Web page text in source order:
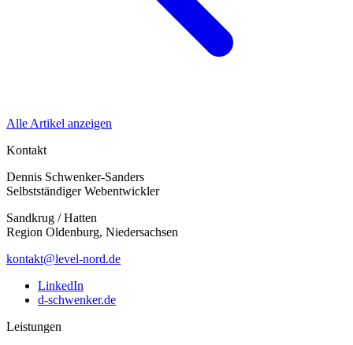
Alle Artikel anzeigen
Kontakt
Dennis Schwenker-Sanders
Selbstständiger Webentwickler
Sandkrug / Hatten
Region Oldenburg, Niedersachsen
kontakt@level-nord.de
LinkedIn
d-schwenker.de
Leistungen